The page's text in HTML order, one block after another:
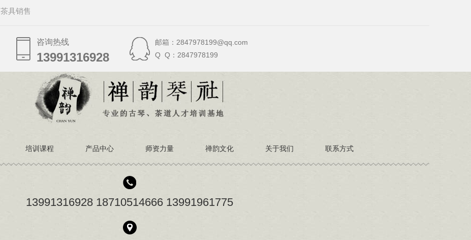
茶具销售
咨询热线
13991316928
13991316928
邮箱：2847978199@qq.com
Q Q：2847978199
培训课程 产品中心 师资力量 禅韵文化 关于我们 联系方式
13991316928 18710514666 13991961775